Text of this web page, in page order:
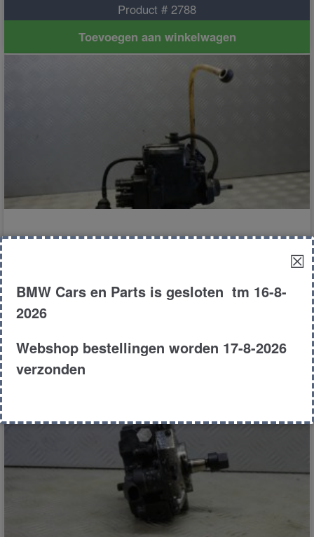
Product # 2788
Toevoegen aan winkelwagen
€ 75.00
Product # 14729
Toevoegen aan winkelwagen
☒
BMW Cars en Parts is gesloten tm 16-8-
2026
Webshop bestellingen worden 17-8-2026
verzonden